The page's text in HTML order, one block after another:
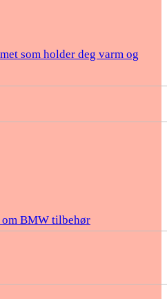
som holder deg varm og
BMW tilbehør